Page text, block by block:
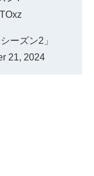
ーズン2」
21, 2024